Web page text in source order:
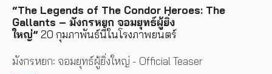
“The Legends of The Condor Heroes: The
Gallants – มังกรหยก จอมยุทธ์ผู้ยิ่ง
ใหญ่” 20 กุมภาพันธ์นี้ในโรงภาพยนตร์
มังกรหยก: จอมยุทธ์ผู้ยิ่งใหญ่ - Official Teaser